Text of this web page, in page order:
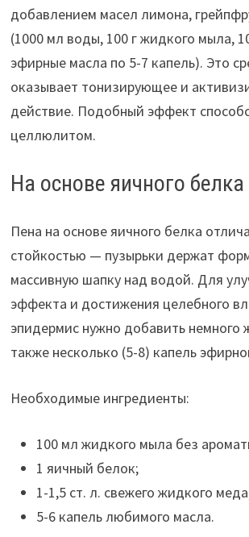
добавлением масел лимона,
(1000 мл воды, 100 г жидкого мыла,
эфирные масла по 5-7 капель). Это
оказывает тонизирующее и
действие. Подобный эффект
целлюлитом.
На основе яичного белка
Пена на основе яичного белка
стойкостью — пузырьки держат
массивную шапку над водой. Для
эффекта и достижения целебного
эпидермис нужно добавить немного
также несколько (5-8) капель
Необходимые ингредиенты:
100 мл жидкого мыла без
1 яичный белок;
1-1,5 ст. л. свежего жидкого
5-6 капель любимого масла.